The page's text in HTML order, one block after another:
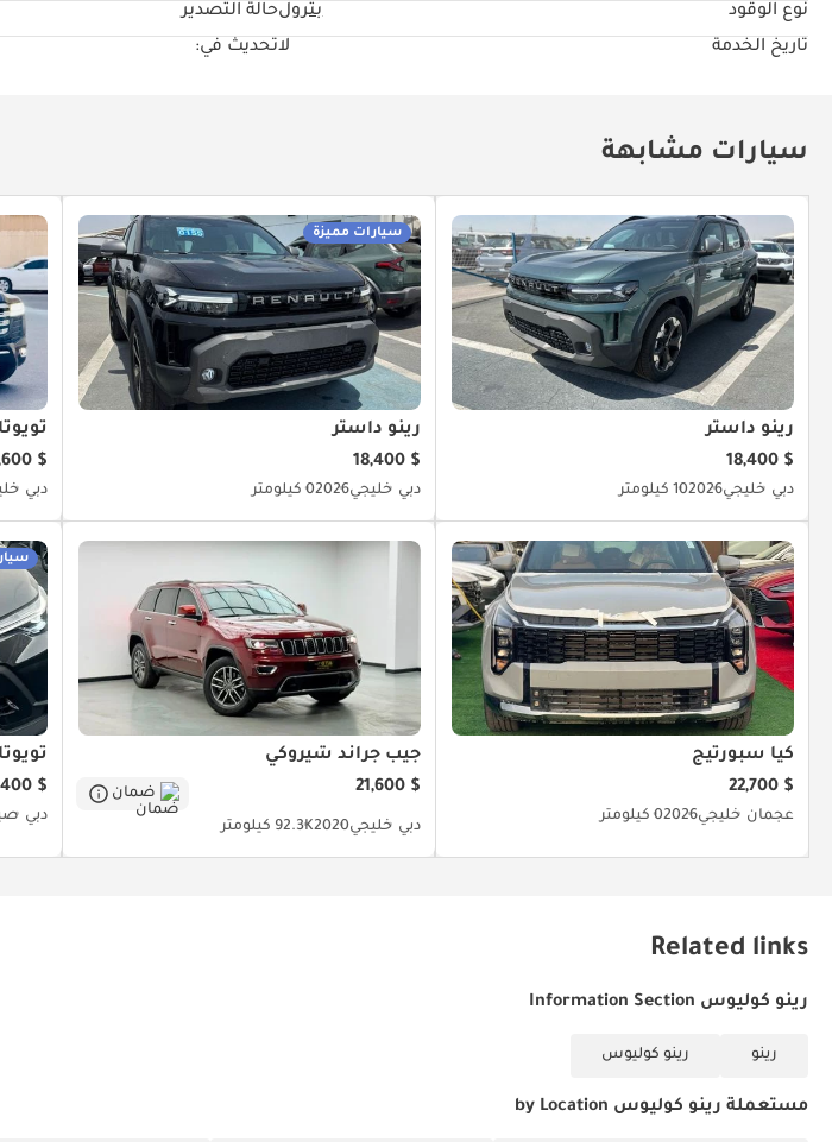
نوع الوقود
بترولحالة التصدير
تاريخ الخدمة
لاتحديث في:
سيارات مشابهة
رينو داستر
$ 18,400
دبي خليجي202610 كيلومتر
سيارات مميزة
رينو داستر
$ 18,400
دبي خليجي20260 كيلومتر
$ 21,600
دبي
كيا سبورتيج
$ 22,700
عجمان خليجي20260 كيلومتر
جيب جراند شيروكي
$ 21,600
ضمان
دبي خليجي202092.3K كيلومتر
$ 21,400
دبي
Related links
رينو كوليوس Information Section
رينو رينو كوليوس
مستعملة رينو كوليوس by Location